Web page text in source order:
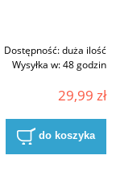
Dostępność:duża ilość
Wysyłka w:48 godzin
29,99 zł
do koszyka